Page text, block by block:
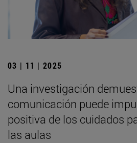
03 | 11 | 2025
Una investigación
comunicación puede
positiva de los cuidados
las aulas